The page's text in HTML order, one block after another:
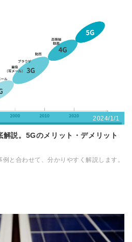
2024/1/1
説。5Gのメリット・デメリット
と合わせて、分かりやすく解説します。